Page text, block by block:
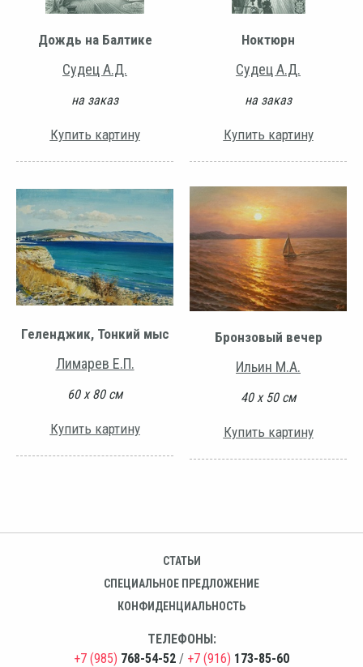
Дождь на Балтике
Судец А.Д.
на заказ
Купить картину
Ноктюрн
Судец А.Д.
на заказ
Купить картину
Геленджик, Тонкий мыс
Лимарев Е.П.
60 х 80 см
Купить картину
Бронзовый вечер
Ильин М.А.
40 х 50 см
Купить картину
СТАТЬИ
СПЕЦИАЛЬНОЕ ПРЕДЛОЖЕНИЕ
КОНФИДЕНЦИАЛЬНОСТЬ
ТЕЛЕФОНЫ:
+7 (985) 768-54-52 / +7 (916) 173-85-60